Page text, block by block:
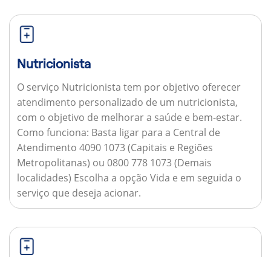
Nutricionista
O serviço Nutricionista tem por objetivo oferecer
atendimento personalizado de um nutricionista,
com o objetivo de melhorar a saúde e bem-estar.
Como funciona: Basta ligar para a Central de
Atendimento 4090 1073 (Capitais e Regiões
Metropolitanas) ou 0800 778 1073 (Demais
localidades) Escolha a opção Vida e em seguida o
serviço que deseja acionar.